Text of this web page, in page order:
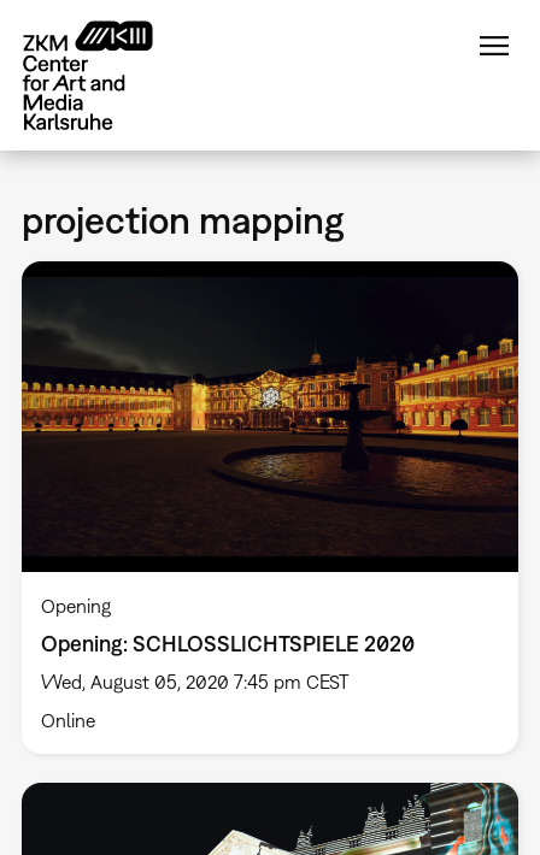
main
content
projection mapping
Opening
Opening: SCHLOSSLICHTSPIELE 2020
Wed, August 05, 2020 7:45 pm CEST
Online